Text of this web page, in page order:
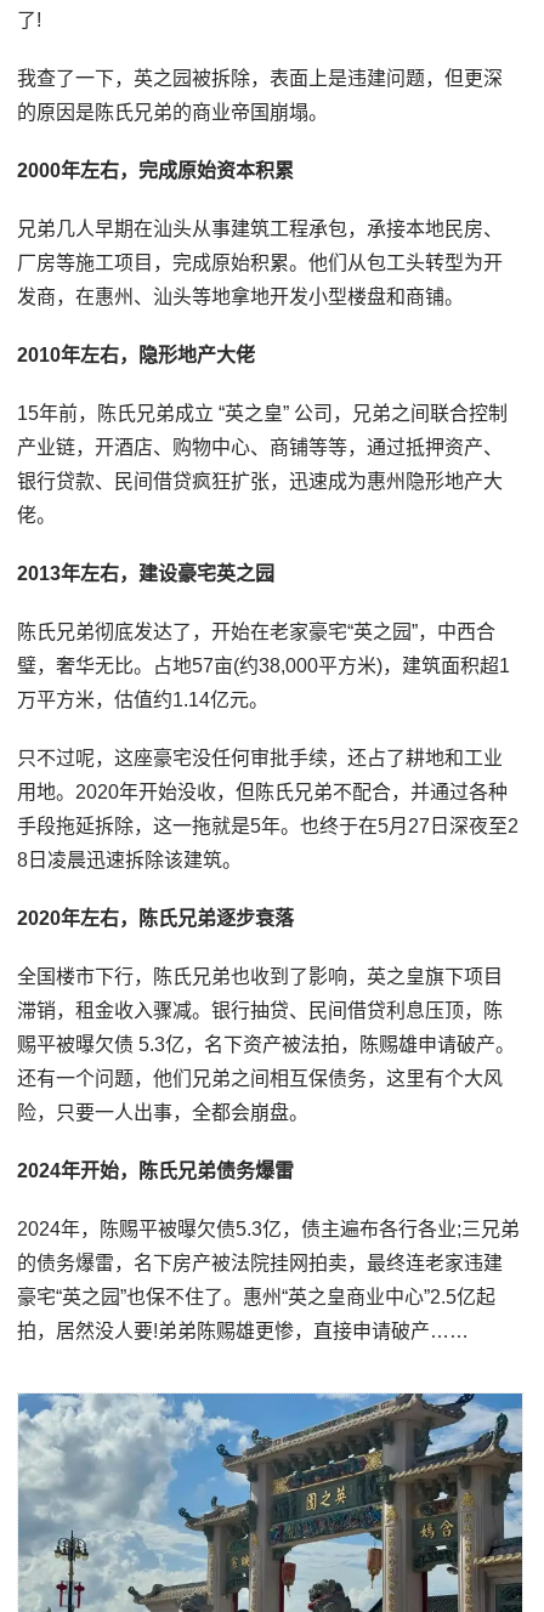
了!
我查了一下，英之园被拆除，表面上是违建问题，但更深
的原因是陈氏兄弟的商业帝国崩塌。
2000年左右，完成原始资本积累
兄弟几人早期在汕头从事建筑工程承包，承接本地民房、
厂房等施工项目，完成原始积累。他们从包工头转型为开
发商，在惠州、汕头等地拿地开发小型楼盘和商铺。
2010年左右，隐形地产大佬
15年前，陈氏兄弟成立 “英之皇” 公司，兄弟之间联合控制
产业链，开酒店、购物中心、商铺等等，通过抵押资产、
银行贷款、民间借贷疯狂扩张，迅速成为惠州隐形地产大
佬。
2013年左右，建设豪宅英之园
陈氏兄弟彻底发达了，开始在老家豪宅“英之园”，中西合
璧，奢华无比。占地57亩(约38,000平方米)，建筑面积超1
万平方米，估值约1.14亿元。
只不过呢，这座豪宅没任何审批手续，还占了耕地和工业
用地。2020年开始没收，但陈氏兄弟不配合，并通过各种
手段拖延拆除，这一拖就是5年。也终于在5月27日深夜至2
8日凌晨迅速拆除该建筑。
2020年左右，陈氏兄弟逐步衰落
全国楼市下行，陈氏兄弟也收到了影响，英之皇旗下项目
滞销，租金收入骤减。银行抽贷、民间借贷利息压顶，陈
赐平被曝欠债 5.3亿，名下资产被法拍，陈赐雄申请破产。
还有一个问题，他们兄弟之间相互保债务，这里有个大风
险，只要一人出事，全都会崩盘。
2024年开始，陈氏兄弟债务爆雷
2024年，陈赐平被曝欠债5.3亿，债主遍布各行各业;三兄弟
的债务爆雷，名下房产被法院挂网拍卖，最终连老家违建
豪宅“英之园”也保不住了。惠州“英之皇商业中心”2.5亿起
拍，居然没人要!弟弟陈赐雄更惨，直接申请破产……